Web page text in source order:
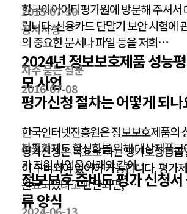
공지사항
2024년 정보보호제품 성능
모 사업
한국인터넷진흥원은 정보보호제품의
능평가제도 활성화를 위해 대상제품군
가 지원 사업을 아래와 같이…
한국아이이티평가원에 방문해 주셔서
립니다. 신용카드 단말기 보안 시험에
의 중요한 문서나 파일 등을 저희…
2016-07-08
자료실
정보보호 준비도 평가 신청서
류 양식
2015-07-30
자주 묻는 질문
평가신청 절차는 어떻게 되
평가신청은 목표로 하는 평가보증등
이 구비되어 있어야 가능합니다. 평가
완료되었다고 판단되면, …